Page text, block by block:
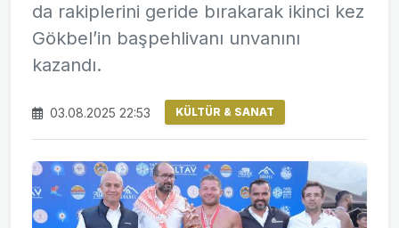
da rakiplerini geride bırakarak ikinci kez
Gökbel’in başpehlivanı unvanını
kazandı.
03.08.2025 22:53 KÜLTÜR & SANAT